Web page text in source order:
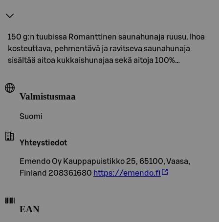
150 g:n tuubissa Romanttinen saunahunaja ruusu. Ihoa
kosteuttava, pehmentävä ja ravitseva saunahunaja
sisältää aitoa kukkaishunajaa sekä aitoja 100%…
Valmistusmaa
Suomi
Yhteystiedot
Emendo Oy Kauppapuistikko 25, 65100, Vaasa,
Finland 208361680 https://emendo.fi
EAN